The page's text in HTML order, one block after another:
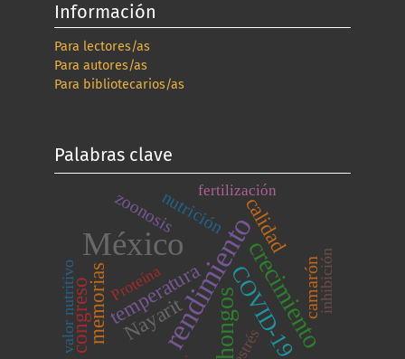
Información
Para lectores/as
Para autores/as
Para bibliotecarios/as
Palabras clave
Méxicorendimiento
hongoscrecimiento
COVID-19
temperatura
calidad
Nayarit
memorias
congreso
nutrición
camarón
zoonosis
inhibición
valor nutritivo Proteína
fertilización
estrés